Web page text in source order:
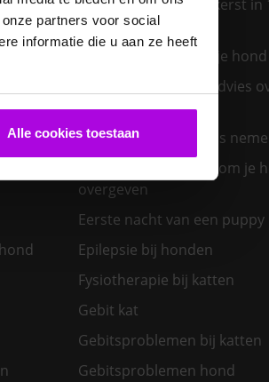
partners voor social
informatie die u aan ze heeft
Alle cookies toestaan
Een diervriendelijke kerst in
past
Een insectenbeet bij je
Een konijn in huis – advies
verzorging
Een nieuwe kat in huis
Een zieke hond: waarom je
overgeven
Eerste nacht van een puppy
Epilepsie bij honden
Fysiotherapie bij katten
Gebit kat
Gebitsproblemen bij katten
Gebitsproblemen hond